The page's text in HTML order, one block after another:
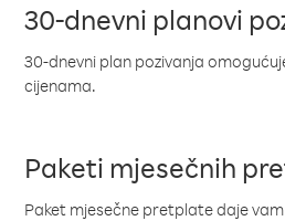
30-dnevni planovi
30-dnevni plan pozivanja
cijenama.
Paketi mjesečnih
Paket mjesečne pretplate daje